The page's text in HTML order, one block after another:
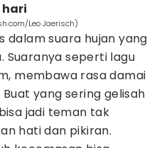
hari
Leo Jaerisch)
dalam suara hujan yang
Suaranya seperti lagu
membawa rasa damai
yang sering gelisah
jadi teman tak
hati dan pikiran.